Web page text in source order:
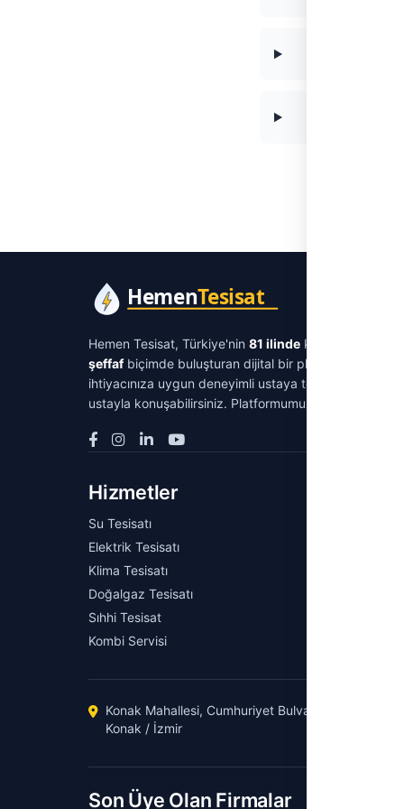
Hemen Tesisat, Türkiye'nin 81 ilinde kimlik ve iletişim
şeffafbiçimde buluşturan dijital bir platformdur. Su
ihtiyacınıza uygun deneyimli ustaya tek tıkla
ustayla konuşabilirsiniz. Platformumuz aracılık ücreti
Hizmetler
Su Tesisatı
Elektrik Tesisatı
Klima Tesisatı
Doğalgaz Tesisatı
Sıhhi Tesisat
Kombi Servisi
Konak Mahallesi, Cumhuriyet Bulvarı No:1, 35260
Konak / İzmir
Son Üye Olan Firmalar